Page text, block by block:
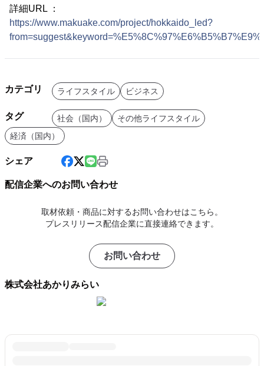
詳細URL ：
https://www.makuake.com/project/hokkaido_led?
カテゴリ ライフスタイル ビジネス
タグ 社会（国内）
その他ライフスタイル
経済（国内）
シェア
配信企業へのお問い合わせ
取材依頼・商品に対するお問い合わせはこちら。
プレスリリース配信企業に直接連絡できます。
お問い合わせ
株式会社あかりみらい